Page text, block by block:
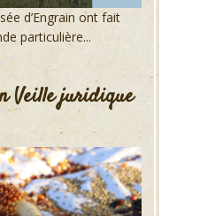
d’Engrain ont fait
particulière...
Veille juridique